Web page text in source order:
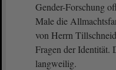
Gender-Forschung
Male die
von Herrn
Fragen der Identität.
langweilig.